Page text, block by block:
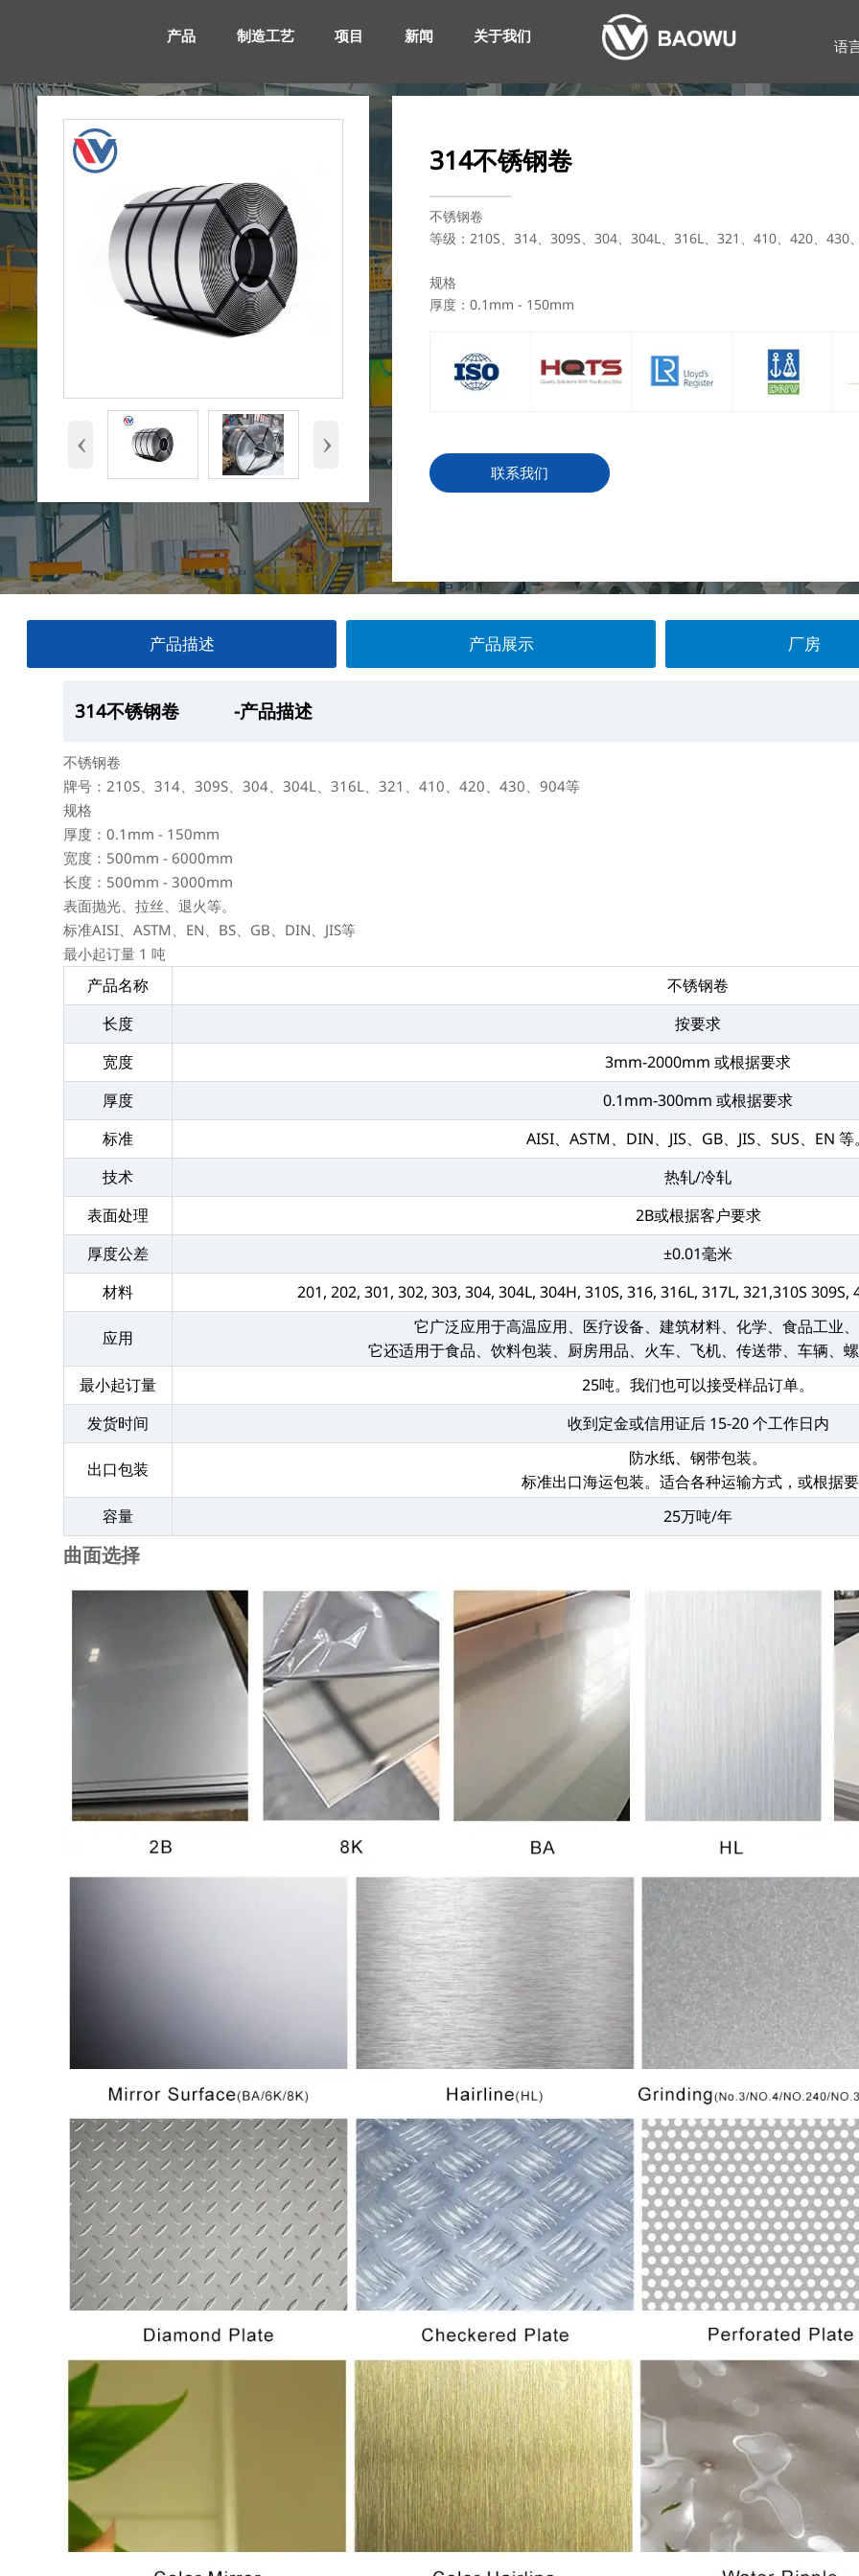
产品 制造工艺 项目 新闻 关于我们
语
‹ ›
314不锈钢卷
不锈钢卷
等级：210S、314、309S、304、304L、316L、321、410、420、430
规格
厚度：0.1mm - 150mm
联系我们
产品描述 产品展示 厂房
314不锈钢卷 -产品描述
不锈钢卷
牌号：210S、314、309S、304、304L、316L、321、410、420、430、904等
规格
厚度：0.1mm - 150mm
宽度：500mm - 6000mm
长度：500mm - 3000mm
表面抛光、拉丝、退火等。
标准AISI、ASTM、EN、BS、GB、DIN、JIS等
最小起订量 1 吨
产品名称
不锈钢卷
长度
按要求
宽度
3mm-2000mm 或根据要求
厚度
0.1mm-300mm 或根据要求
标准
AISI、ASTM、DIN、JIS、GB、JIS、SUS、EN 等
技术
热轧/冷轧
表面处理
2B或根据客户要求
厚度公差
±0.01毫米
材料
201, 202, 301, 302, 303, 304, 304L, 304H, 310S, 316, 316L, 317L, 321,310S
应用
它广泛应用于高温应用、医疗设备、建筑材料、化学、食品工业
它还适用于食品、饮料包装、厨房用品、火车、飞机、传送带、车辆、
最小起订量
25吨。我们也可以接受样品订单。
发货时间
收到定金或信用证后 15-20 个工作日内
出口包装
防水纸、钢带包装。
标准出口海运包装。适合各种运输方式，或根据
容量
25万吨/年
曲面选择
314不锈钢卷 —产品展示
314不锈钢卷 -厂房
314不锈钢卷 -产品包装